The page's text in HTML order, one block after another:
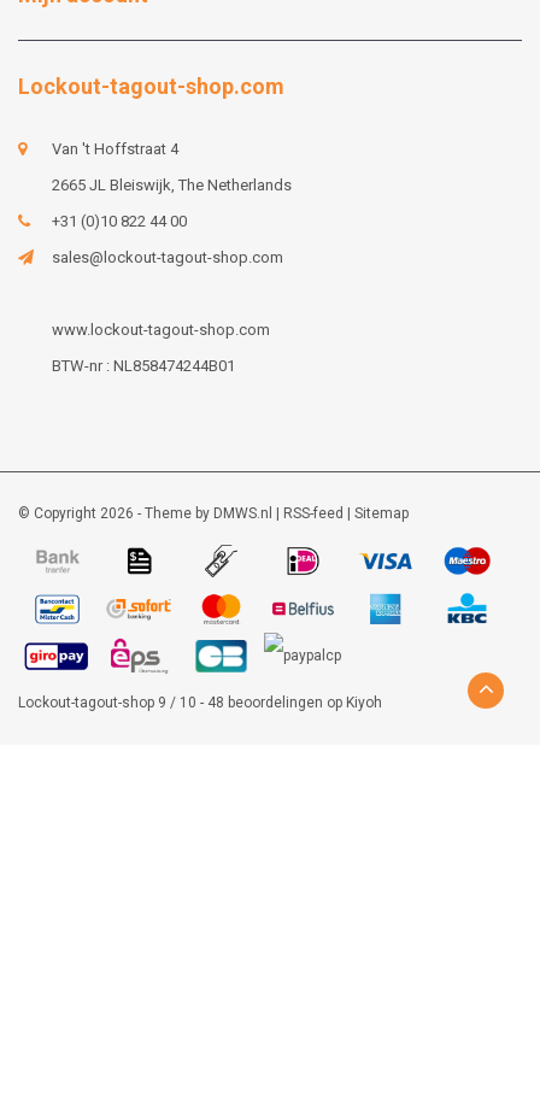
Lockout-tagout-shop.com
Van 't Hoffstraat 4
2665 JL Bleiswijk, The Netherlands
+31 (0)10 822 44 00
sales@lockout-tagout-shop.com
www.lockout-tagout-shop.com
BTW-nr : NL858474244B01
© Copyright 2026 - Theme by DMWS.nl RSS-feed Sitemap
Lockout-tagout-shop 9 / 10 - 48 beoordelingen op Kiyoh